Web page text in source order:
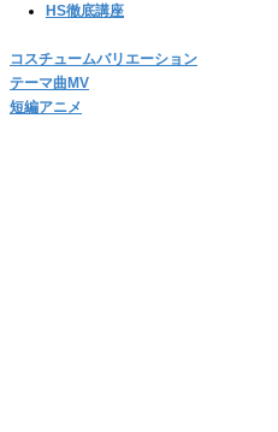
HS徹底講座
コスチュームバリエーション
テーマ曲MV
短編アニメ